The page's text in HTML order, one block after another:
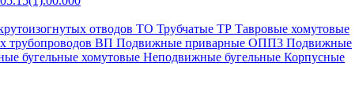
отводов ТО Трубчатые ТР Тавровые хомутовые
трубопроводов ВП Подвижные приварные ОПП3 Подвижные
бугельные хомутовые Неподвижные бугельные Корпусные